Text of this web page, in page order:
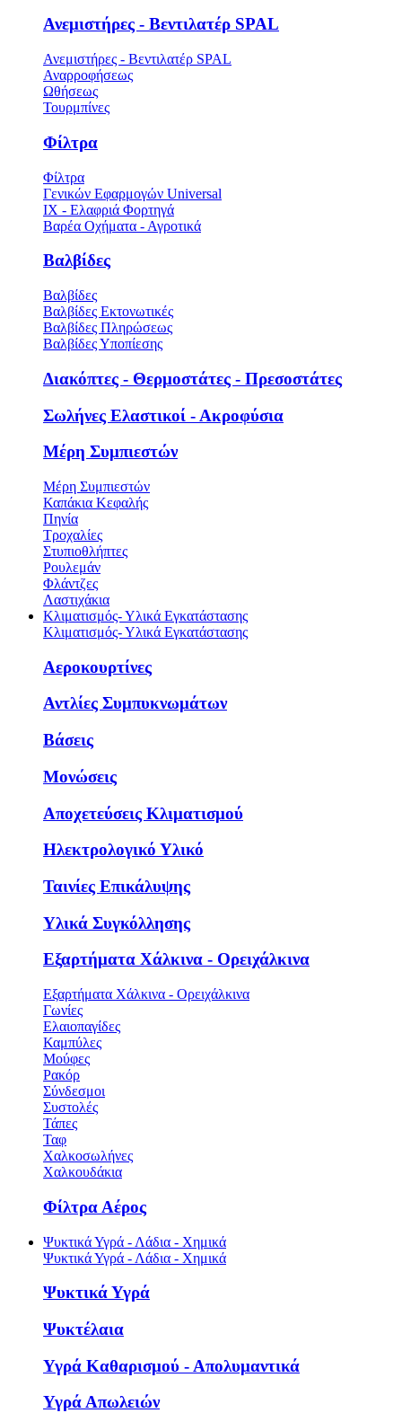
Ανεμιστήρες - Βεντιλατέρ SPAL
Ανεμιστήρες - Βεντιλατέρ SPAL
Αναρροφήσεως
Ωθήσεως
Τουρμπίνες
Φίλτρα
Φίλτρα
Γενικών Εφαρμογών Universal
ΙΧ - Ελαφριά Φορτηγά
Βαρέα Οχήματα - Αγροτικά
Βαλβίδες
Βαλβίδες
Βαλβίδες Εκτονωτικές
Βαλβίδες Πληρώσεως
Βαλβίδες Υποπίεσης
Διακόπτες - Θερμοστάτες - Πρεσοστάτες
Σωλήνες Ελαστικοί - Ακροφύσια
Μέρη Συμπιεστών
Μέρη Συμπιεστών
Καπάκια Κεφαλής
Πηνία
Τροχαλίες
Στυπιοθλήπτες
Ρουλεμάν
Φλάντζες
Λαστιχάκια
Κλιματισμός- Υλικά Εγκατάστασης
Κλιματισμός- Υλικά Εγκατάστασης
Αεροκουρτίνες
Αντλίες Συμπυκνωμάτων
Βάσεις
Μονώσεις
Αποχετεύσεις Κλιματισμού
Ηλεκτρολογικό Υλικό
Ταινίες Επικάλυψης
Υλικά Συγκόλλησης
Εξαρτήματα Χάλκινα - Ορειχάλκινα
Εξαρτήματα Χάλκινα - Ορειχάλκινα
Γωνίες
Ελαιοπαγίδες
Καμπύλες
Μούφες
Ρακόρ
Σύνδεσμοι
Συστολές
Τάπες
Ταφ
Χαλκοσωλήνες
Χαλκουδάκια
Φίλτρα Αέρος
Ψυκτικά Υγρά - Λάδια - Χημικά
Ψυκτικά Υγρά - Λάδια - Χημικά
Ψυκτικά Υγρά
Ψυκτέλαια
Υγρά Καθαρισμού - Απολυμαντικά
Υγρά Απωλειών